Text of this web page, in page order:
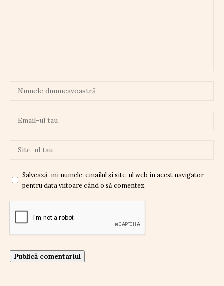
Salvează-mi numele, emailul și site-ul web în acest navigator
pentru data viitoare când o să comentez.